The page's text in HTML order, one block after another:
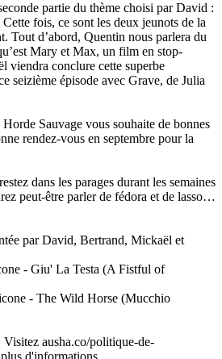
partie du thème choisi par David :
fois, ce sont les deux jeunots de la
Tout d’abord, Quentin nous parlera du
Mary et Max, un film en stop-
viendra conclure cette superbe
seizième épisode avec Grave, de Julia
Sauvage vous souhaite de bonnes
rendez-vous en septembre pour la
dans les parages durant les semaines
peut-être parler de fédora et de lasso…
par David, Bertrand, Mickaël et
- Giu' La Testa (A Fistful of
- The Wild Horse (Mucchio
Visitez ausha.co/politique-de-